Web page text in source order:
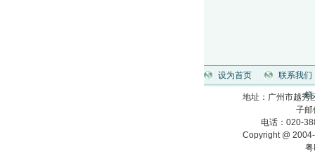
设为首页
联系我们
箱
地址：广州市越秀
子邮
电话：020-
Copyright @